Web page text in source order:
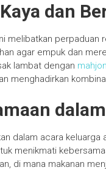
dan
melibatkan perpaduan
agar empuk dan
lambat dengan
menghadirkan
dalam acara
menikmati
di mana makanan